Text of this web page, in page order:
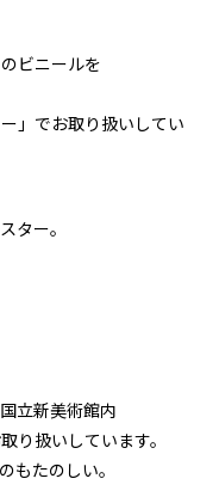
ビニールを
」でお取り扱いしてい
ター。
立新美術館内
り扱いしています。
もたのしい。